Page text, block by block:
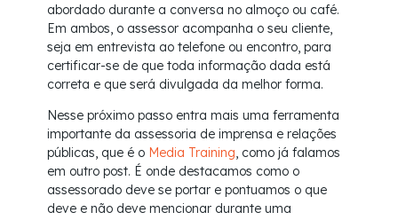
abordado durante a conversa no almoço ou café.
Em ambos, o assessor acompanha o seu cliente,
seja em entrevista ao telefone ou encontro, para
certificar-se de que toda informação dada está
correta e que será divulgada da melhor forma.
Nesse próximo passo entra mais uma ferramenta
importante da assessoria de imprensa e relações
públicas, que é o Media Training, como já falamos
em outro post. É onde destacamos como o
assessorado deve se portar e pontuamos o que
deve e não deve mencionar durante uma